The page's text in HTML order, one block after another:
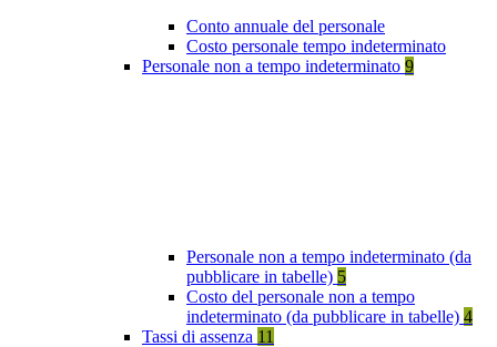
Conto annuale del personale
Costo personale tempo indeterminato
Personale non a tempo indeterminato 9
Personale non a tempo indeterminato (da
pubblicare in tabelle) 5
Costo del personale non a tempo
indeterminato (da pubblicare in tabelle) 4
Tassi di assenza 11